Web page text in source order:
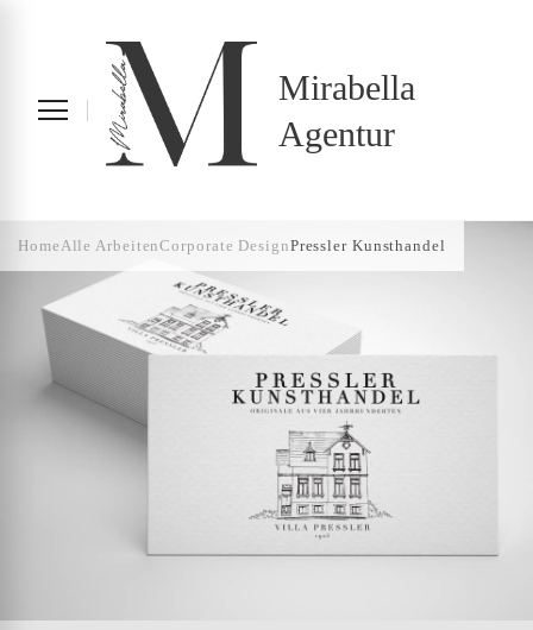
Mirabella
Agentur
HomeAlle ArbeitenCorporate DesignPressler Kunsthandel